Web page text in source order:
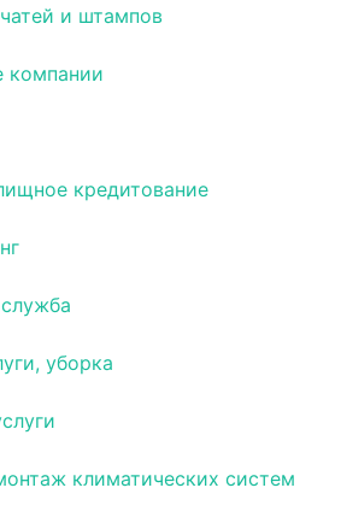
и штампов
компании
кредитование
уборка
климатических систем